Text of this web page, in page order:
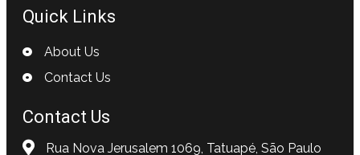
Quick Links
About Us
Contact Us
Contact Us
Rua Nova Jerusalem 1069, Tatuapé, São Paulo